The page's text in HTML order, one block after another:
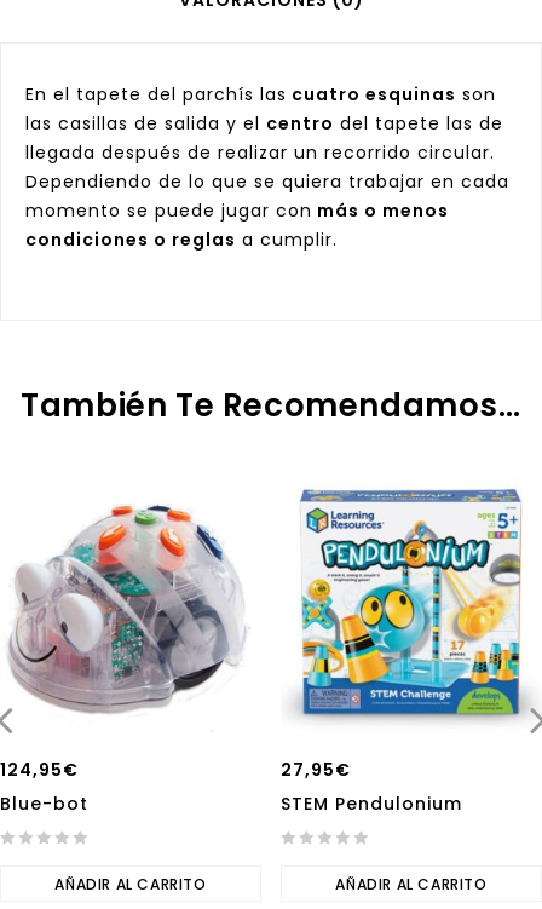
En el tapete del parchís las cuatro esquinas son
las casillas de salida y el centro del tapete las de
llegada después de realizar un recorrido circular.
Dependiendo de lo que se quiera trabajar en cada
momento se puede jugar con más o menos
condiciones o reglas a cumplir.
También Te Recomendamos…
124,95€
Blue-bot
AÑADIR AL CARRITO
27,95€
STEM Pendulonium
AÑADIR AL CARRITO